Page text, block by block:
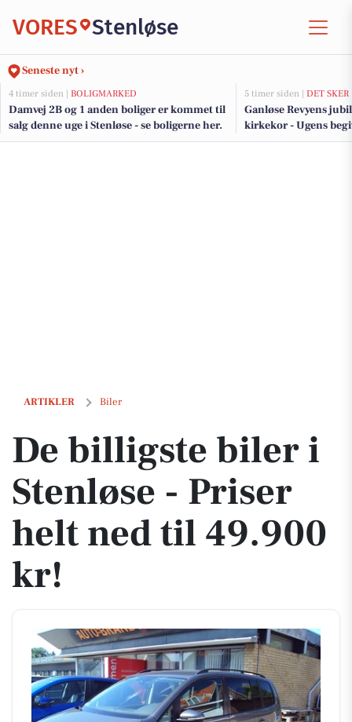
VORES Stenløse
Seneste nyt ›
4 timer siden | BOLIGMARKED
Damvej 2B og 1 anden boliger er kommet til
salg denne uge i Stenløse - se boligerne her.
5 timer siden | DET SKER
Ganløse Revyens
kirkekor - Ugens
ARTIKLER Biler
De billigste biler i Stenløse - Priser helt ned til 49.900 kr!
De billigste biler i
Stenløse - Priser
helt ned til 49.900
kr!